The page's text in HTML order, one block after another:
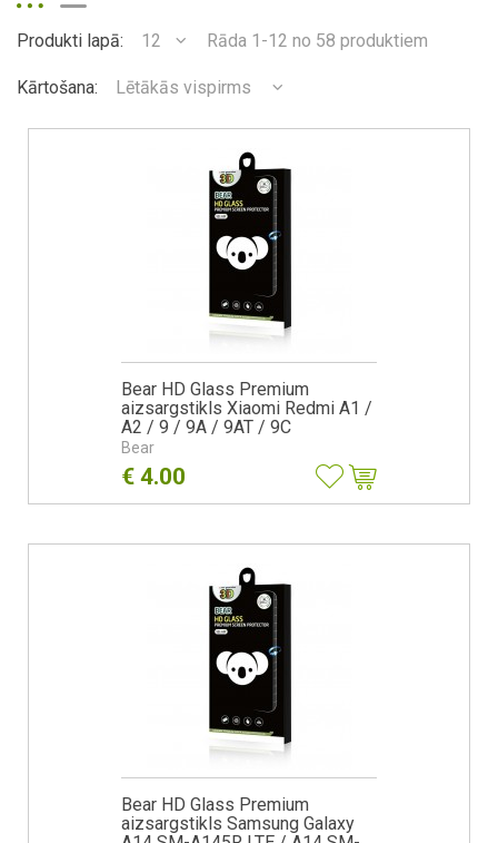
Produkti lapā: 12 Rāda 1-12 no 58 produktiem
Kārtošana: Lētākās vispirms
Bear HD Glass Premium
aizsargstikls Xiaomi Redmi A1 /
A2 / 9 / 9A / 9AT / 9C
Bear
€ 4.00
Bear HD Glass Premium
aizsargstikls Samsung Galaxy